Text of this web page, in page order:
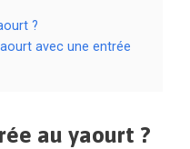
?
avec une entrée
au yaourt ?